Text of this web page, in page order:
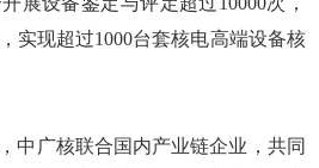
实现超过1000台套核电高端设备核
广核联合国内产业链企业，共同